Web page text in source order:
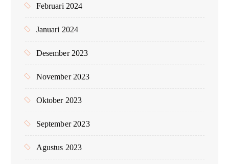
Februari 2024
Januari 2024
Desember 2023
November 2023
Oktober 2023
September 2023
Agustus 2023